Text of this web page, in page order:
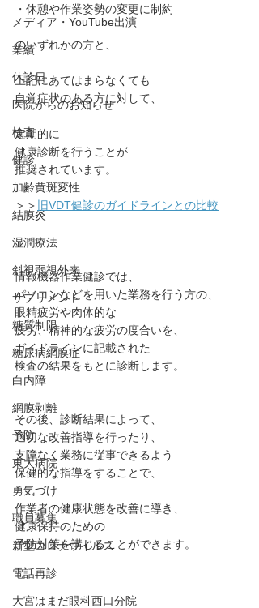
メディア・YouTube出演
業績
休診日
医院からのお知らせ
検査
健診
加齢黄斑変性
結膜炎
湿潤療法
斜視弱視外来
サプリメント
糖質制限
糖尿病網膜症
白内障
網膜剥離
予防
東大病院
勇気づけ
職員募集
新型コロナウイルス
電話再診
大宮はまだ眼科西口分院
・休憩や作業姿勢の変更に制約
のいずれかの方と、
上記にあてはまらなくても
自覚症状のある方に対して、
定期的に
健康診断を行うことが
推奨されています。
＞＞ 旧VDT健診のガイドラインとの比較
情報機器作業健診では、
パソコンなどを用いた業務を行う方の、
眼精疲労や肉体的な
疲労、精神的な疲労の度合いを、
ガイドラインに記載された
検査の結果をもとに診断します。
その後、診断結果によって、
適切な改善指導を行ったり、
支障なく業務に従事できるよう
保健的な指導をすることで、
作業者の健康状態を改善に導き、
健康保持のための
予防対策を講じることができます。